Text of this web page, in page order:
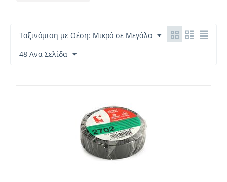
Ταξινόμιση με Θέση: Μικρό σε Μεγάλο
48 Ανα Σελίδα